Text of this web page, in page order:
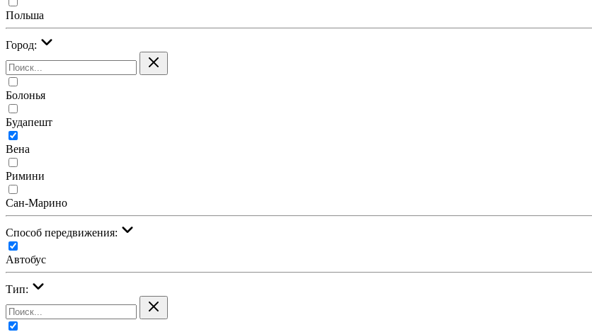
Польша
Город:
Болонья
Будапешт
Вена
Римини
Сан-Марино
Cпособ передвижения:
Автобус
Тип: